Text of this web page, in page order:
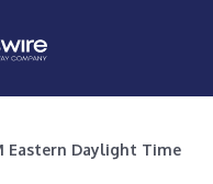
Eastern Daylight Time